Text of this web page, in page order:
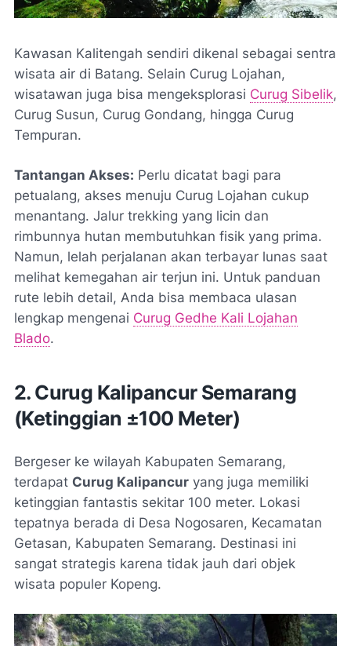
Kawasan Kalitengah sendiri dikenal sebagai sentra
wisata air di Batang. Selain Curug Lojahan,
wisatawan juga bisa mengeksplorasi Curug Sibelik,
Curug Susun, Curug Gondang, hingga Curug
Tempuran.
Tantangan Akses: Perlu dicatat bagi para
petualang, akses menuju Curug Lojahan cukup
menantang. Jalur trekking yang licin dan
rimbunnya hutan membutuhkan fisik yang prima.
Namun, lelah perjalanan akan terbayar lunas saat
melihat kemegahan air terjun ini. Untuk panduan
rute lebih detail, Anda bisa membaca ulasan
lengkap mengenai Curug Gedhe Kali Lojahan
Blado.
2. Curug Kalipancur Semarang
(Ketinggian ±100 Meter)
Bergeser ke wilayah Kabupaten Semarang,
terdapat Curug Kalipancur yang juga memiliki
ketinggian fantastis sekitar 100 meter. Lokasi
tepatnya berada di Desa Nogosaren, Kecamatan
Getasan, Kabupaten Semarang. Destinasi ini
sangat strategis karena tidak jauh dari objek
wisata populer Kopeng.